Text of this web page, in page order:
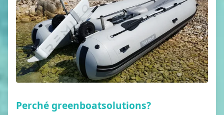
Perché greenboatsolutions?